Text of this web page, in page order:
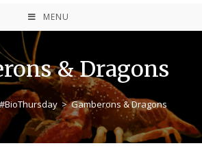
MENU
& Dragons
#BioThursday > Gamberons & Dragons